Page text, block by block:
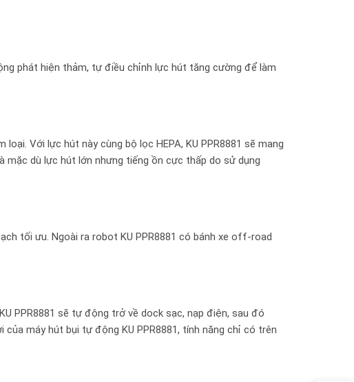
phát hiện thảm, tự điều chỉnh lực hút tăng cường để làm
Với lực hút này cùng bộ lọc HEPA, KU PPR8881 sẽ mang
dù lực hút lớn nhưng tiếng ồn cực thấp do sử dụng
tối ưu. Ngoài ra robot KU PPR8881 có bánh xe off-road
PPR8881 sẽ tự động trở về dock sạc, nạp điện, sau đó
máy hút bụi tự động KU PPR8881, tính năng chỉ có trên